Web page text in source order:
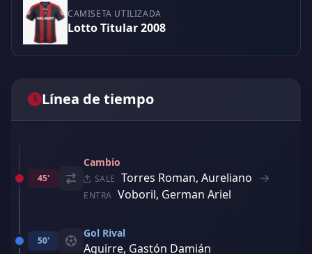
CAMISETA UTILIZADA
Lotto Titular 2008
Línea de tiempo
45'
Cambio
SALE Torres Roman, Aureliano
ENTRA Voboril, German Ariel
50'
Gol Rival
Aguirre, Gastón Damián